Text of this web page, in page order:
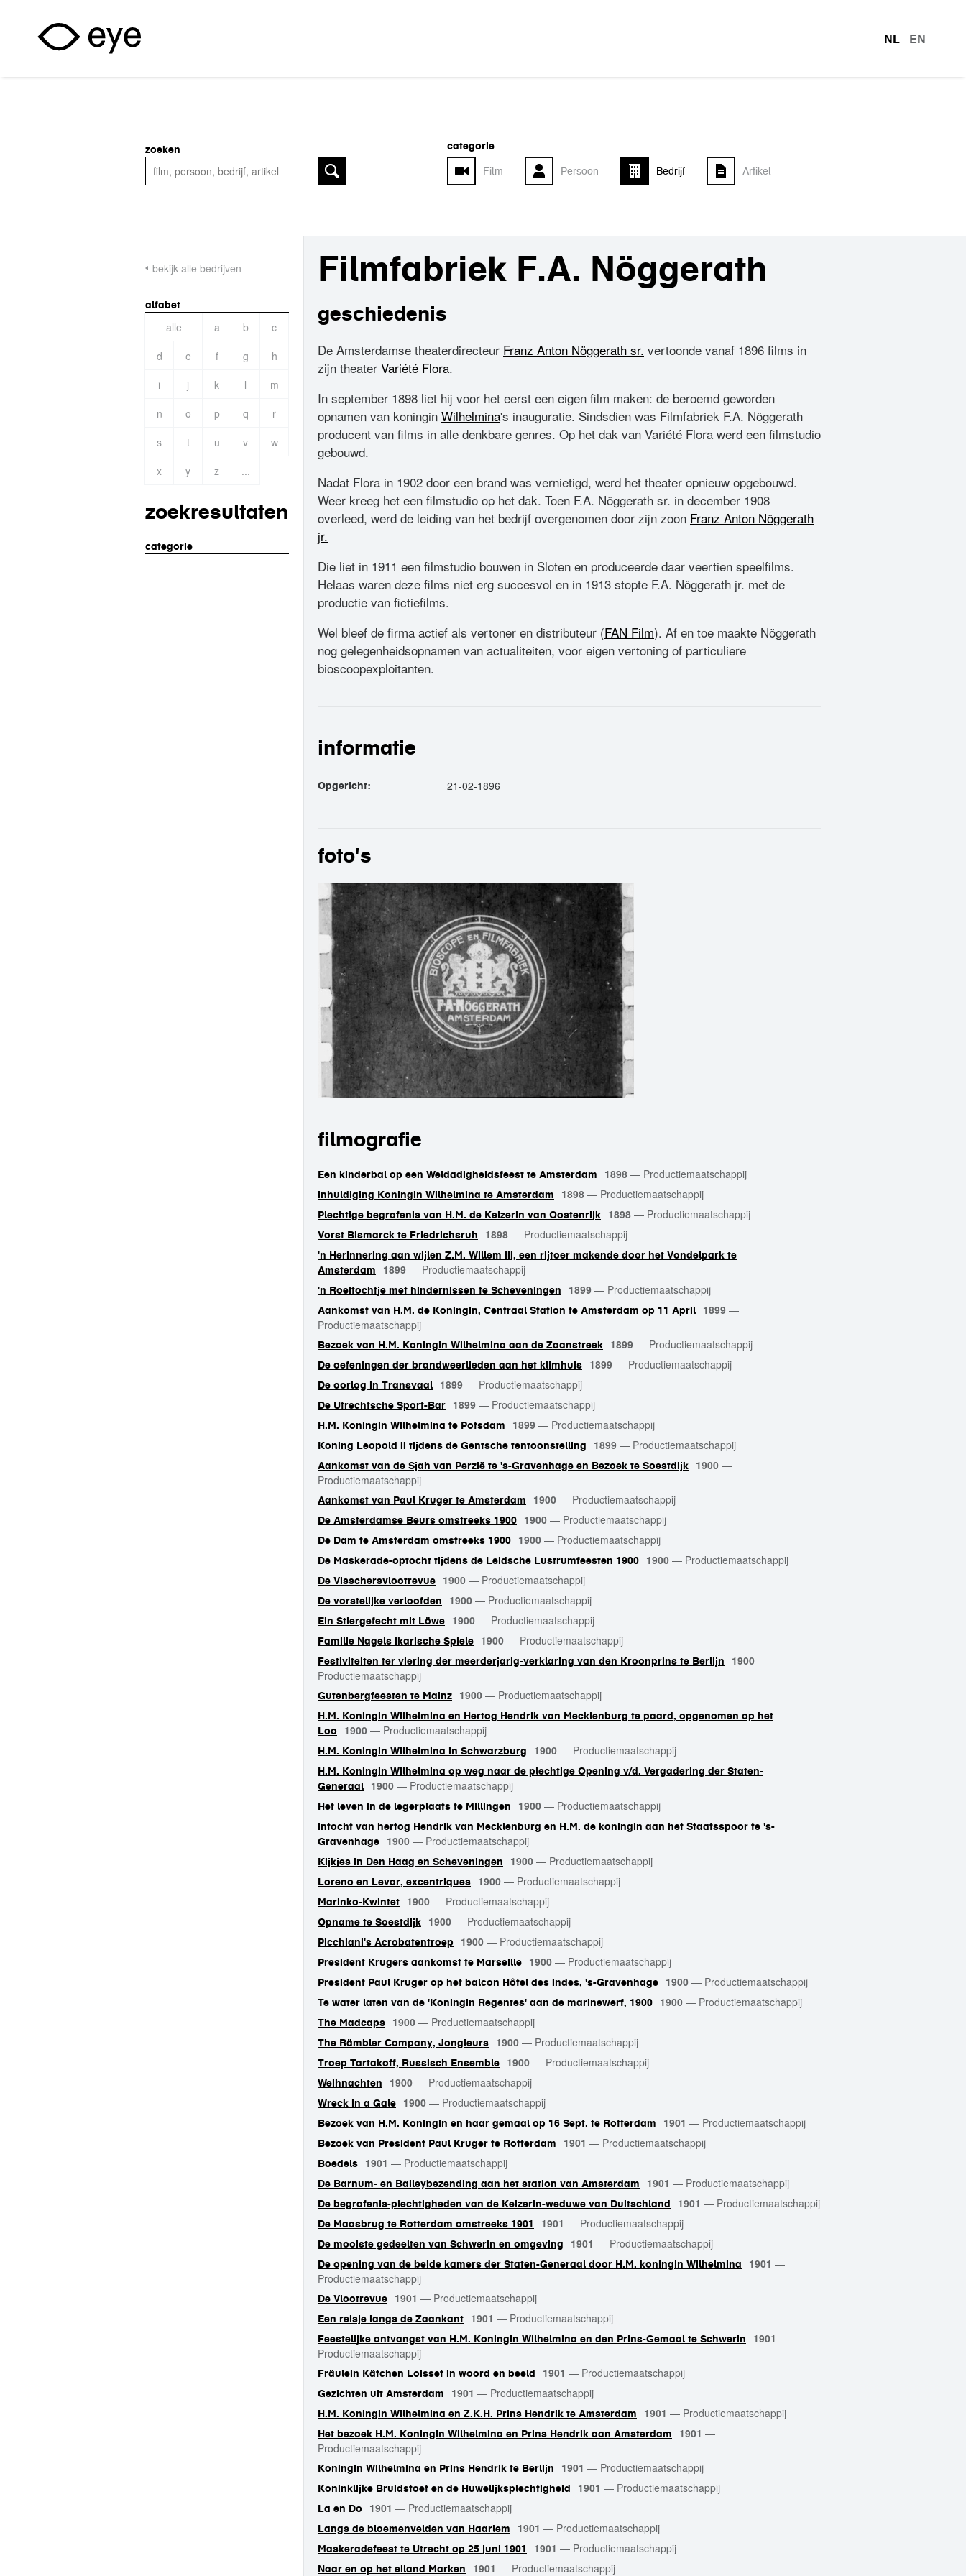
NL EN
categorie
Film
Persoon Bedrijf Artikel
zoeken
bekijk alle bedrijven
alfabet
alle a b
c
d
e f g
h
i
j k l
m
n
o p q
r
s
t u v
w
x
y z ...
zoekresultaten
categorie
Filmfabriek F.A. Nöggerath
geschiedenis
De Amsterdamse theaterdirecteur Franz Anton Nöggerath sr. vertoonde vanaf 1896 films in
zijn theater Variété Flora.
In september 1898 liet hij voor het eerst een eigen film maken: de beroemd geworden
opnamen van koningin Wilhelmina's inauguratie. Sindsdien was Filmfabriek F.A. Nöggerath
producent van films in alle denkbare genres. Op het dak van Variété Flora werd een filmstudio
gebouwd.
Nadat Flora in 1902 door een brand was vernietigd, werd het theater opnieuw opgebouwd.
Weer kreeg het een filmstudio op het dak. Toen F.A. Nöggerath sr. in december 1908
overleed, werd de leiding van het bedrijf overgenomen door zijn zoon Franz Anton Nöggerath
jr.
Die liet in 1911 een filmstudio bouwen in Sloten en produceerde daar veertien speelfilms.
Helaas waren deze films niet erg succesvol en in 1913 stopte F.A. Nöggerath jr. met de
productie van fictiefilms.
Wel bleef de firma actief als vertoner en distributeur (FAN Film). Af en toe maakte Nöggerath
nog gelegenheidsopnamen van actualiteiten, voor eigen vertoning of particuliere
bioscoopexploitanten.
informatie
Opgericht: 21-02-1896
foto's
filmografie
Een kinderbal op een Weldadigheidsfeest te Amsterdam 1898 — Productiemaatschappij
Inhuldiging Koningin Wilhelmina te Amsterdam 1898 — Productiemaatschappij
Plechtige begrafenis van H.M. de Keizerin van Oostenrijk 1898 — Productiemaatschappij
Vorst Bismarck te Friedrichsruh 1898 — Productiemaatschappij
'n Herinnering aan wijlen Z.M. Willem III, een rijtoer makende door het Vondelpark te
Amsterdam
1899 — Productiemaatschappij
'n Roeitochtje met hindernissen te Scheveningen 1899 — Productiemaatschappij
Aankomst van H.M. de Koningin, Centraal Station te Amsterdam op 11 April 1899 —
Productiemaatschappij
Bezoek van H.M. Koningin Wilhelmina aan de Zaanstreek 1899 — Productiemaatschappij
De oefeningen der brandweerlieden aan het klimhuis 1899 — Productiemaatschappij
De oorlog in Transvaal 1899 — Productiemaatschappij
De Utrechtsche Sport-Bar 1899 — Productiemaatschappij
H.M. Koningin Wilhelmina te Potsdam 1899 — Productiemaatschappij
Koning Leopold II tijdens de Gentsche tentoonstelling 1899 — Productiemaatschappij
Aankomst van de Sjah van Perzië te 's-Gravenhage en Bezoek te Soestdijk 1900 —
Productiemaatschappij
Aankomst van Paul Kruger te Amsterdam 1900 — Productiemaatschappij
De Amsterdamse Beurs omstreeks 1900 1900 — Productiemaatschappij
De Dam te Amsterdam omstreeks 1900 1900 — Productiemaatschappij
De Maskerade-optocht tijdens de Leidsche Lustrumfeesten 1900 1900 — Productiemaatschappij
De Visschersvlootrevue 1900 — Productiemaatschappij
De vorstelijke verloofden 1900 — Productiemaatschappij
Ein Stiergefecht mit Löwe 1900 — Productiemaatschappij
Familie Nagels Ikarische Spiele 1900 — Productiemaatschappij
Festiviteiten ter viering der meerderjarig-verklaring van den Kroonprins te Berlijn 1900 —
Productiemaatschappij
Gutenbergfeesten te Mainz 1900 — Productiemaatschappij
H.M. Koningin Wilhelmina en Hertog Hendrik van Mecklenburg te paard, opgenomen op het
Loo
1900 — Productiemaatschappij
H.M. Koningin Wilhelmina in Schwarzburg 1900 — Productiemaatschappij
H.M. Koningin Wilhelmina op weg naar de plechtige Opening v/d. Vergadering der Staten-
Generaal
1900 — Productiemaatschappij
Het leven in de legerplaats te Millingen 1900 — Productiemaatschappij
Intocht van hertog Hendrik van Mecklenburg en H.M. de koningin aan het Staatsspoor te 's-
Gravenhage
1900 — Productiemaatschappij
Kijkjes in Den Haag en Scheveningen 1900 — Productiemaatschappij
Loreno en Levar, excentriques 1900 — Productiemaatschappij
Marinko-Kwintet 1900 — Productiemaatschappij
Opname te Soestdijk 1900 — Productiemaatschappij
Picchiani's Acrobatentroep 1900 — Productiemaatschappij
President Krugers aankomst te Marseille 1900 — Productiemaatschappij
President Paul Kruger op het balcon Hôtel des Indes, 's-Gravenhage 1900 — Productiemaatschappij
Te water laten van de 'Koningin Regentes' aan de marinewerf, 1900 1900 — Productiemaatschappij
The Madcaps 1900 — Productiemaatschappij
The Rämbler Company, Jongleurs 1900 — Productiemaatschappij
Troep Tartakoff, Russisch Ensemble 1900 — Productiemaatschappij
Weihnachten 1900 — Productiemaatschappij
Wreck in a Gale 1900 — Productiemaatschappij
Bezoek van H.M. Koningin en haar gemaal op 16 Sept. te Rotterdam 1901 — Productiemaatschappij
Bezoek van President Paul Kruger te Rotterdam 1901 — Productiemaatschappij
Boedels 1901 — Productiemaatschappij
De Barnum- en Baileybezending aan het station van Amsterdam 1901 — Productiemaatschappij
De begrafenis-plechtigheden van de Keizerin-weduwe van Duitschland 1901 — Productiemaatschappij
De Maasbrug te Rotterdam omstreeks 1901 1901 — Productiemaatschappij
De mooiste gedeelten van Schwerin en omgeving 1901 — Productiemaatschappij
De opening van de beide kamers der Staten-Generaal door H.M. koningin Wilhelmina 1901 —
Productiemaatschappij
De Vlootrevue 1901 — Productiemaatschappij
Een reisje langs de Zaankant 1901 — Productiemaatschappij
Feestelijke ontvangst van H.M. Koningin Wilhelmina en den Prins-Gemaal te Schwerin 1901 —
Productiemaatschappij
Fräulein Kätchen Loisset in woord en beeld 1901 — Productiemaatschappij
Gezichten uit Amsterdam 1901 — Productiemaatschappij
H.M. Koningin Wilhelmina en Z.K.H. Prins Hendrik te Amsterdam 1901 — Productiemaatschappij
Het bezoek H.M. Koningin Wilhelmina en Prins Hendrik aan Amsterdam 1901 —
Productiemaatschappij
Koningin Wilhelmina en Prins Hendrik te Berlijn 1901 — Productiemaatschappij
Koninklijke Bruidstoet en de Huwelijksplechtigheid 1901 — Productiemaatschappij
La en Do 1901 — Productiemaatschappij
Langs de bloemenvelden van Haarlem 1901 — Productiemaatschappij
Maskeradefeest te Utrecht op 25 juni 1901 1901 — Productiemaatschappij
Naar en op het eiland Marken 1901 — Productiemaatschappij